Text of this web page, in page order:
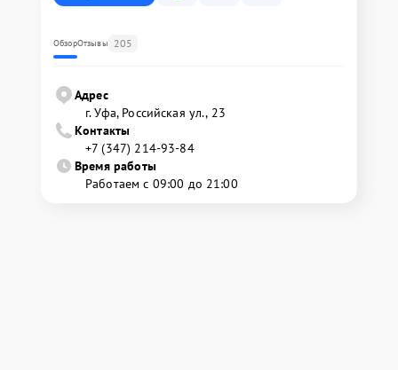
ОбзорОтзывы 205
Адрес
г. Уфа, Российская ул., 23
Контакты
+7 (347) 214-93-84
Время работы
Работаем с 09:00 до 21:00